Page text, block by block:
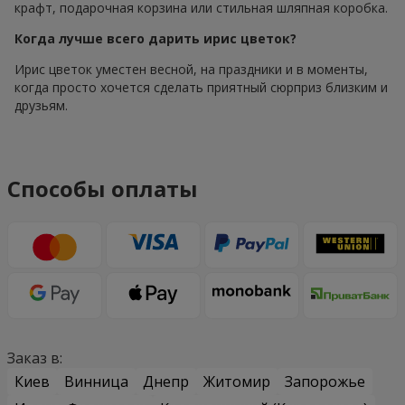
крафт, подарочная корзина или стильная шляпная коробка.
Когда лучше всего дарить ирис цветок?
Ирис цветок уместен весной, на праздники и в моменты,
когда просто хочется сделать приятный сюрприз близким и
друзьям.
Способы оплаты
Заказ в:
Киев
Винница Днепр Житомир
Запорожье